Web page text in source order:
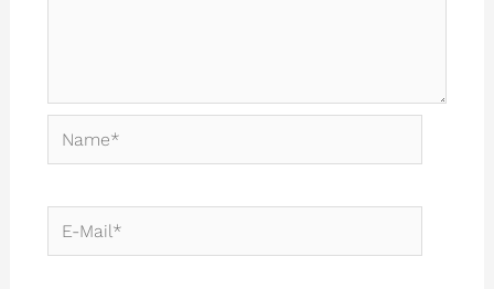
Name*
E-
Mail*